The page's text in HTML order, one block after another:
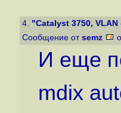
4. "Catalyst 3750,
Сообщение от semz
И еще
mdix